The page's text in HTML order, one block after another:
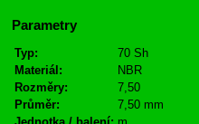
Parametry
Typ:
70 Sh
Materiál:
NBR
Rozměry:
7,50
Průměr:
7,50 mm